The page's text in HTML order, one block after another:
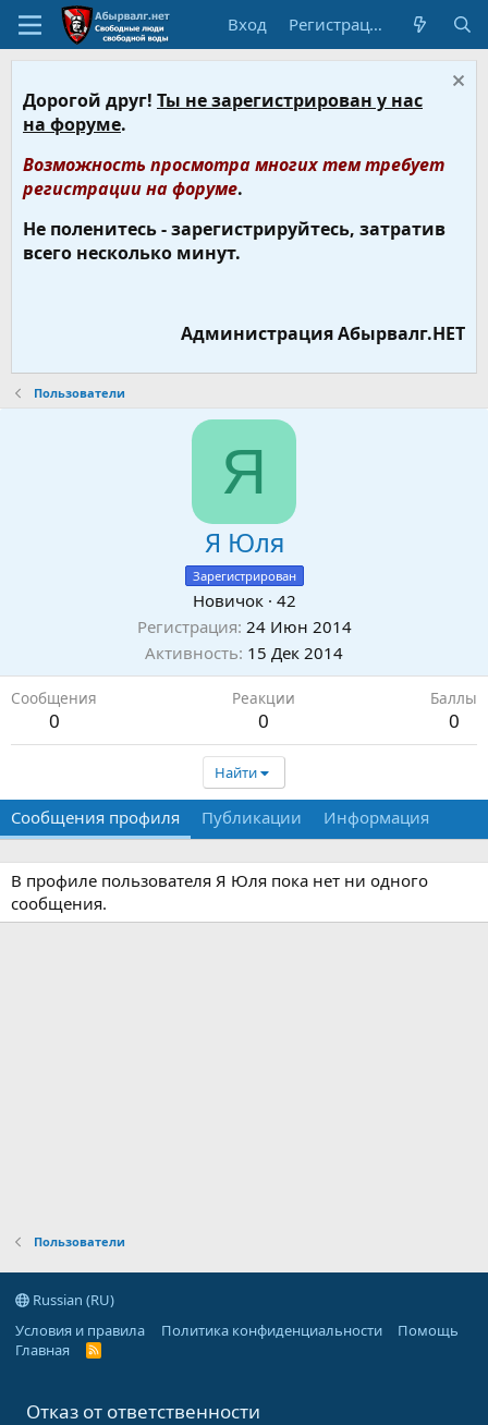
Вход Регистрация
Дорогой друг! Ты не зарегистрирован у нас
на форуме.
Возможность просмотра многих тем требует
регистрации на форуме.
Не поленитесь - зарегистрируйтесь, затратив
всего несколько минут.
Администрация Абырвалг.НЕТ
Пользователи
Я
Я Юля
Зарегистрирован
Новичок · 42
Регистрация 24 Июн 2014
Активность 15 Дек 2014
Сообщения
0
Реакции
0
Баллы
0
Найти
Сообщения профиля Публикации Информация
В профиле пользователя Я Юля пока нет ни одного
сообщения.
Пользователи
Russian (RU)
Условия и правила
Политика конфиденциальности
Помощь
Главная
R
Отказ от ответственности